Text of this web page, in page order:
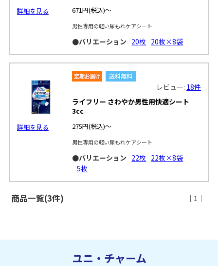
詳細を見る 671円(税込)～
男性専用の軽い尿もれケアシート
●バリエーション 20枚 20枚×8袋
詳細を見る
レビュー: 18件
ライフリー さわやか男性用快適シート
3cc
275円(税込)～
男性専用の軽い尿もれケアシート
●バリエーション 22枚 22枚×8袋
5枚
商品一覧(3件) ｜1｜
ユニ・チャーム